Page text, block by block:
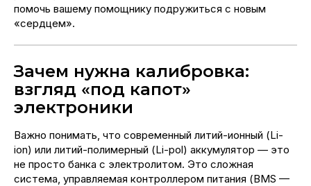
помочь вашему помощнику подружиться с новым
«сердцем».
Зачем нужна калибровка:
взгляд «под капот»
электроники
Важно понимать, что современный литий-ионный (Li-
ion) или литий-полимерный (Li-pol) аккумулятор — это
не просто банка с электролитом. Это сложная
система, управляемая контроллером питания (BMS —